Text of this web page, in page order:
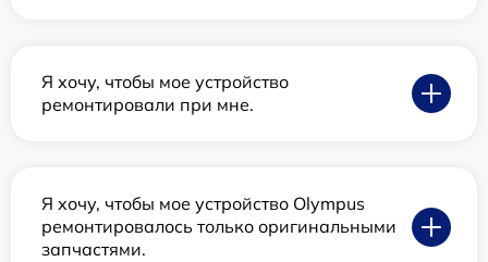
Я хочу, чтобы мое устройство
ремонтировали при мне.
Я хочу, чтобы мое устройство Olympus
ремонтировалось только оригинальными
запчастями.